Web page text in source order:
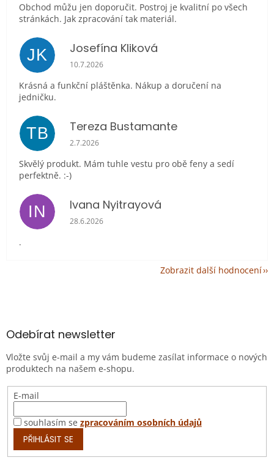
Obchod můžu jen doporučit. Postroj je kvalitní po všech
stránkách. Jak zpracování tak materiál.
JK Josefína Kliková
Hodnocení obchodu je 5 z 5 hvězdiček.
10.7.2026
Krásná a funkční pláštěnka. Nákup a doručení na
jedničku.
TB Tereza Bustamante
Hodnocení obchodu je 5 z 5 hvězdiček.
2.7.2026
Skvělý produkt. Mám tuhle vestu pro obě feny a sedí
perfektně. :-)
IN Ivana Nyitrayová
Hodnocení obchodu je 5 z 5 hvězdiček.
28.6.2026
.
Zobrazit další hodnocení
aOdebírat newsletter
Vložte svůj e-mail a my vám budeme zasílat informace o nových
produktech na našem e-shopu.
E-mail
souhlasím se zpracováním osobních údajů
PŘIHLÁSIT SE